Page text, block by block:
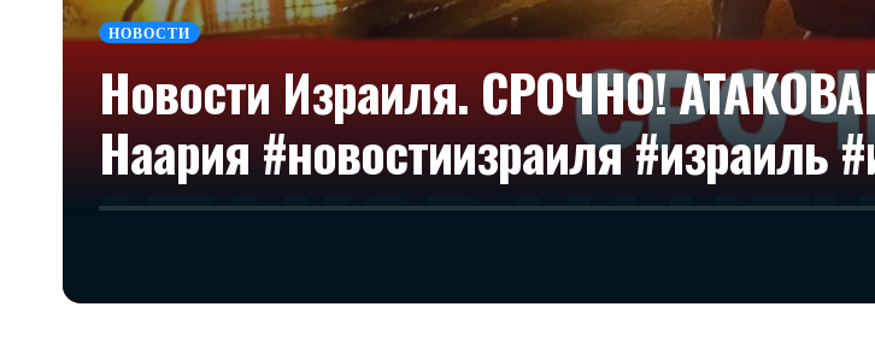
НОВОСТИ
Новости Израиля. СРОЧНО!
Наария #новостиизраиля #израиль